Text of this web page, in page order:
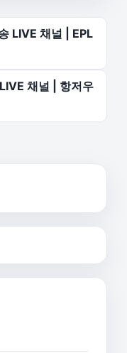
LIVE 채널 | EPL
채널 | 항저우